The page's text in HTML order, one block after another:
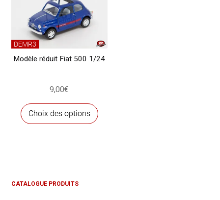
choisies
sur
DEMR3
Modèle réduit Fiat 500 1/24
9,00€
Choix des options
Ce
CATALOGUE PRODUITS